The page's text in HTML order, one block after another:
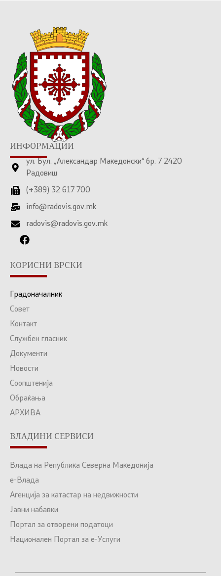
ИНФОРМАЦИИ
ул. Бул. „Александар Македонски“ бр. 7 2420
Радовиш
(+389) 32 617 700
info@radovis.gov.mk
radovis@radovis.gov.mk
КОРИСНИ ВРСКИ
Градоначалник
Совет
Контакт
Службен гласник
Документи
Новости
Соопштенија
Обраќања
АРХИВА
ВЛАДИНИ СЕРВИСИ
Влада на Република Северна Македонија
е-Влада
Агенција за катастар на недвижности
Јавни набавки
Портал за отворени податоци
Национален Портал за е-Услуги